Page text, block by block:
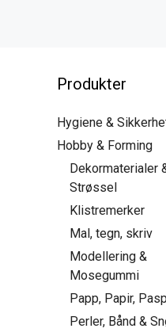
Produkter
Hygiene &
Hobby & Forming
Dekormaterialer
Strøssel
Klistremerker
Mal, tegn, skriv
Modellering &
Mosegummi
Papp, Papir,
Perler, Bånd &